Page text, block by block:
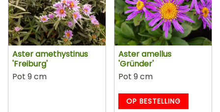
Aster amethystinus
'Freiburg'
Pot 9 cm
Aster amellus
'Gründer'
Pot 9 cm
OP BESTELLING